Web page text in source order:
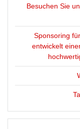
Besuchen Sie
Sponsoring
entwickelt